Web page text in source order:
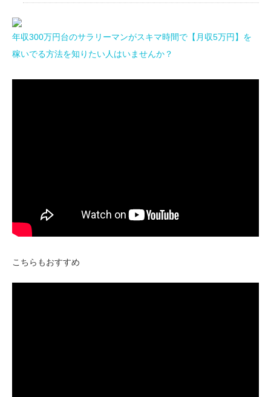
年収300万円台のサラリーマンがスキマ時間で【月収5万円】を
稼いでる方法を知りたい人はいませんか？
こちらもおすすめ